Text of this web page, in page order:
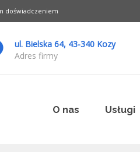
doświadczeniem
ul. Bielska 64, 43-340 Kozy
Adres firmy
O nas Usługi